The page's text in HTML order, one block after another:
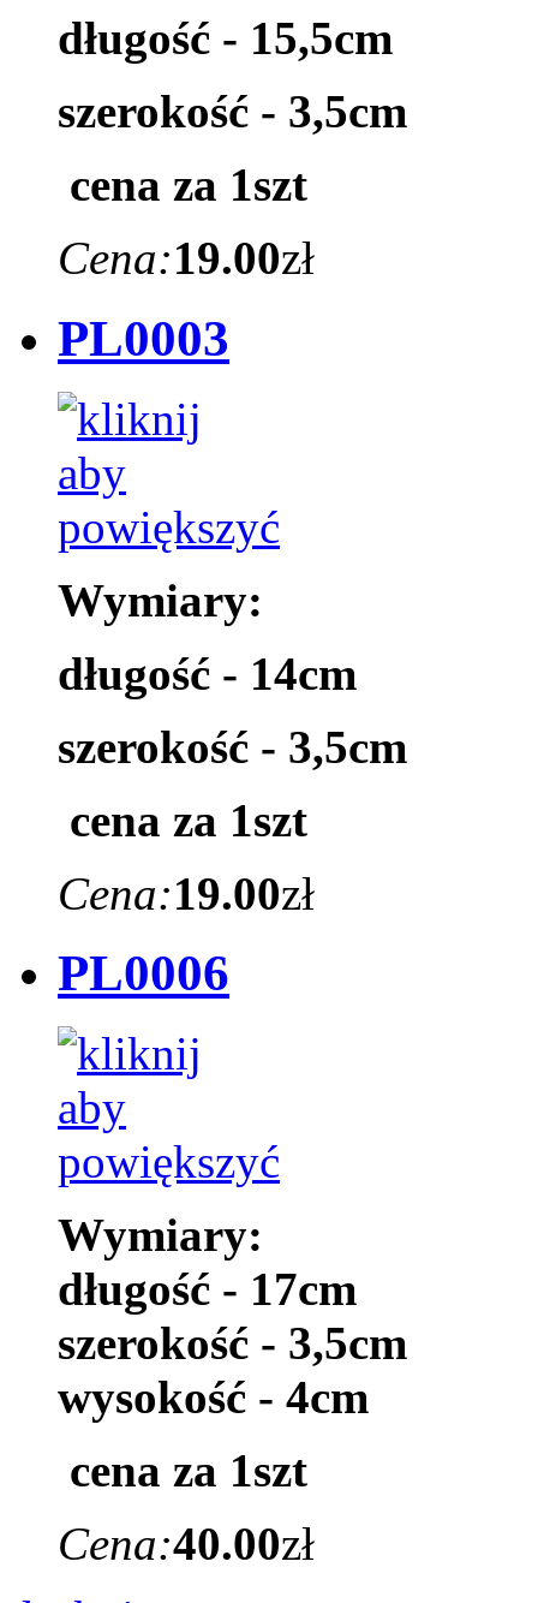
długość - 15,5cm
szerokość - 3,5cm
cena za 1szt
Cena:19.00zł
PL0003
Wymiary:
długość - 14cm
szerokość - 3,5cm
cena za 1szt
Cena:19.00zł
PL0006
Wymiary:
długość - 17cm
szerokość - 3,5cm
wysokość - 4cm
cena za 1szt
Cena:40.00zł